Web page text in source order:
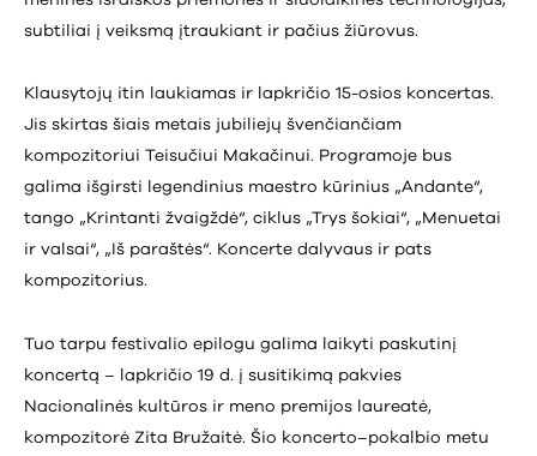
subtiliai į veiksmą įtraukiant ir pačius žiūrovus.
Klausytojų itin laukiamas ir lapkričio 15-osios koncertas.
Jis skirtas šiais metais jubiliejų švenčiančiam
kompozitoriui Teisučiui Makačinui. Programoje bus
galima išgirsti legendinius maestro kūrinius „Andante“,
tango „Krintanti žvaigždė“, ciklus „Trys šokiai“, „Menuetai
ir valsai“, „Iš paraštės“. Koncerte dalyvaus ir pats
kompozitorius.
Tuo tarpu festivalio epilogu galima laikyti paskutinį
koncertą – lapkričio 19 d. į susitikimą pakvies
Nacionalinės kultūros ir meno premijos laureatė,
kompozitorė Zita Bružaitė. Šio koncerto–pokalbio metu